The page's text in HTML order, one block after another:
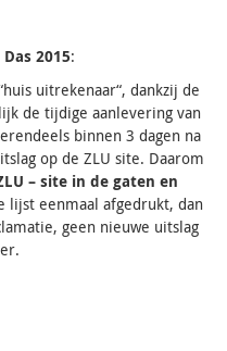
2015:
uitrekenaar“, dankzij de
de tijdige aanlevering van
binnen 3 dagen na
op de ZLU site. Daarom
– site in de gaten en
lijst eenmaal afgedrukt, dan
geen nieuwe uitslag